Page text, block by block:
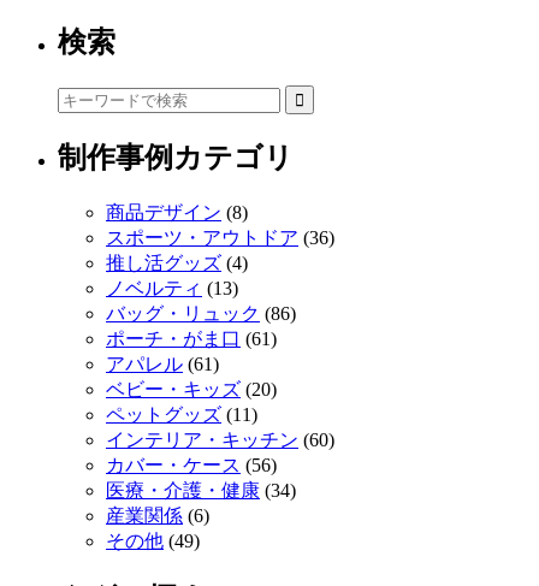
検索
制作事例カテゴリ
商品デザイン (8)
スポーツ・アウトドア (36)
推し活グッズ (4)
ノベルティ (13)
バッグ・リュック (86)
ポーチ・がま口 (61)
アパレル (61)
ベビー・キッズ (20)
ペットグッズ (11)
インテリア・キッチン (60)
カバー・ケース (56)
医療・介護・健康 (34)
産業関係 (6)
その他 (49)